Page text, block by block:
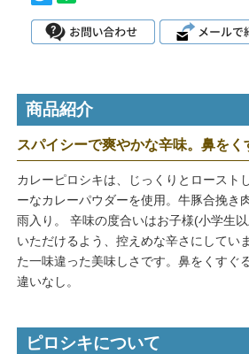
商品紹介
スパイシーで爽やかな辛味。鼻をく
カレーピロシキは、じっくりとロースト
ーなカレーパウダーを使用。牛豚合挽き
雨入り。 辛味の度合いはお子様(小学生
いただけるよう、控えめな辛さにしてい
た一味違った美味しさです。鼻をくすぐ
違いなし。
ピロシキについて